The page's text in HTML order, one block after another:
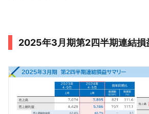
2025年3月期第2四半期連結損